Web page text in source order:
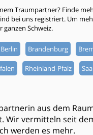
Traumpartner? Finde
bei uns registriert. Um
ganzen Schweiz.
Berlin Brandenburg
Rheinland-Pfalz
aus dem
Wir vermitteln seit
werden es mehr.